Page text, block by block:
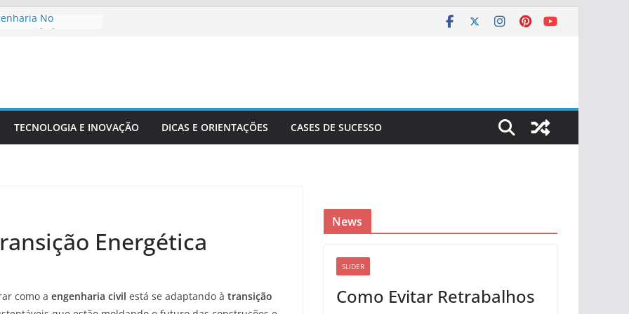
No
Ambiente:
Desenvolvimento
Civil Na
Aplicadas
TECNOLOGIA E INOVAÇÃO DICAS E ORIENTAÇÕES CASES DE SUCESSO
Energética
como a engenharia civil está se adaptando à transição
News
SLIDER
Como Evitar Retrabalhos